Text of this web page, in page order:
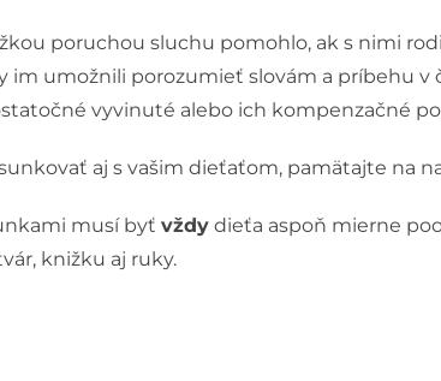
poruchou sluchu pomohlo, ak s nimi
im umožnili porozumieť slovám a príbehu v
vyvinuté alebo ich kompenzačné
aj s vašim dieťaťom, pamätajte na
musí byťvždy dieťa aspoň mierne
knižku aj ruky.